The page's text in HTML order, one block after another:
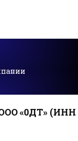
«0ДТ» (ИНН